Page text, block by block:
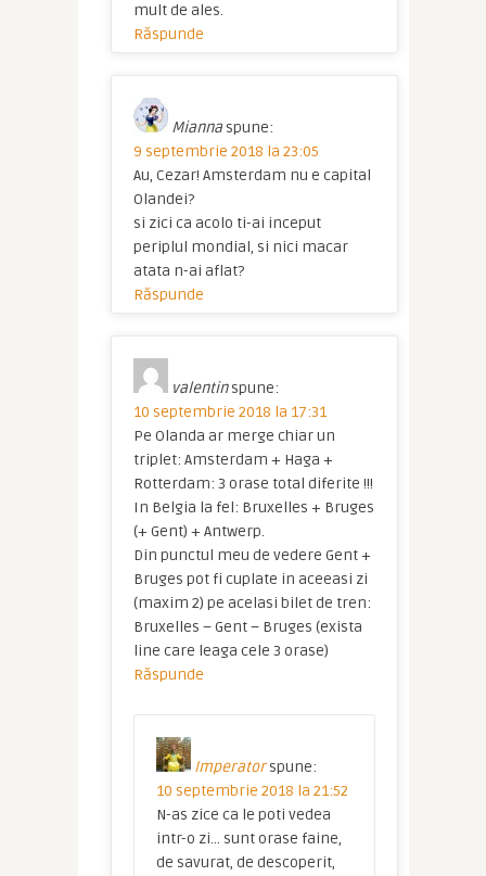
mult de ales.
Răspunde
Mianna spune:
9 septembrie 2018 la 23:05
Au, Cezar! Amsterdam nu e capital
Olandei?
si zici ca acolo ti-ai inceput
periplul mondial, si nici macar
atata n-ai aflat?
Răspunde
valentin spune:
10 septembrie 2018 la 17:31
Pe Olanda ar merge chiar un
triplet: Amsterdam + Haga +
Rotterdam: 3 orase total diferite !!!
In Belgia la fel: Bruxelles + Bruges
(+ Gent) + Antwerp.
Din punctul meu de vedere Gent +
Bruges pot fi cuplate in aceeasi zi
(maxim 2) pe acelasi bilet de tren:
Bruxelles – Gent – Bruges (exista
line care leaga cele 3 orase)
Răspunde
Imperator spune:
10 septembrie 2018 la 21:52
N-as zice ca le poti vedea
intr-o zi… sunt orase faine,
de savurat, de descoperit,